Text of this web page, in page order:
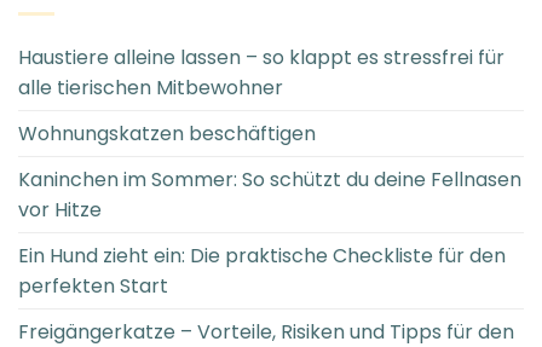
Haustiere alleine lassen – so klappt es stressfrei für
alle tierischen Mitbewohner
Wohnungskatzen beschäftigen
Kaninchen im Sommer: So schützt du deine Fellnasen
vor Hitze
Ein Hund zieht ein: Die praktische Checkliste für den
perfekten Start
Freigängerkatze – Vorteile, Risiken und Tipps für den